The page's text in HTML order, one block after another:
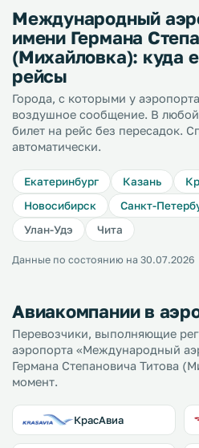
Международный
имени Германа
(Михайловка): куда
рейсы
Города, с которыми у
воздушное сообщение. В
билет на рейс без пересадок.
автоматически.
Екатеринбург Казань
Новосибирск
Санкт-
Улан-Удэ
Чита
Данные по состоянию на 30.07.2026
Авиакомпании в
Перевозчики, выполняющие
аэропорта «Международный
Германа Степановича Титова
момент.
КрасАвиа